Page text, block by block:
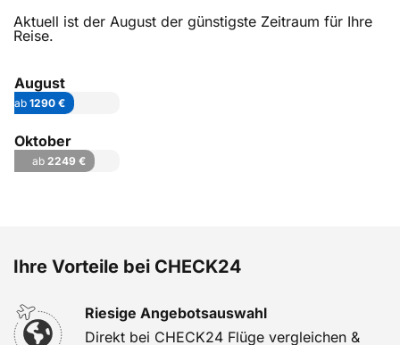
Aktuell ist der August der günstigste Zeitraum für Ihre
Reise.
August
ab 1290 €
Oktober
ab 2249 €
Ihre Vorteile bei CHECK24
Riesige Angebotsauswahl
Direkt bei CHECK24 Flüge vergleichen &